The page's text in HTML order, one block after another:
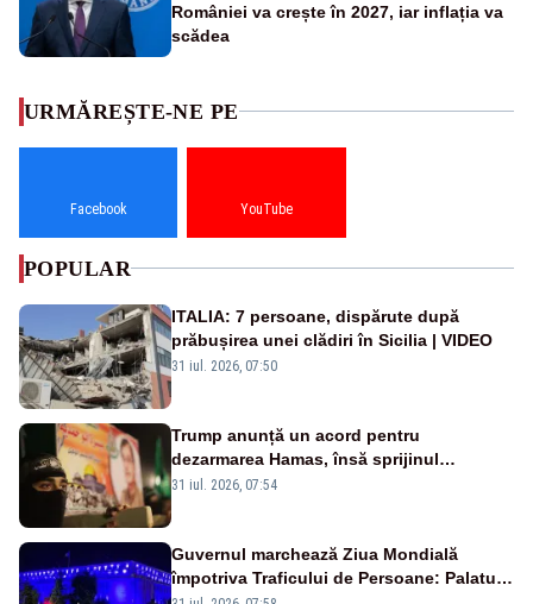
României va crește în 2027, iar inflația va
scădea
URMĂREȘTE-NE PE
Facebook YouTube
POPULAR
ITALIA: 7 persoane, dispărute după
prăbușirea unei clădiri în Sicilia | VIDEO
31 iul. 2026, 07:50
Trump anunță un acord pentru
dezarmarea Hamas, însă sprijinul
Israelului rămâne incert
31 iul. 2026, 07:54
Guvernul marchează Ziua Mondială
împotriva Traficului de Persoane: Palatul